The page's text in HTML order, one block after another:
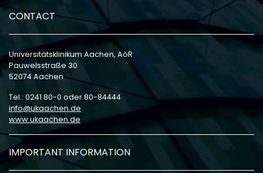
CONTACT
Universitätsklinikum Aachen, AöR
Pauwelsstraße 30
52074 Aachen
Tel.: 0241 80-0 oder 80-84444
info
ukaachen de
www.ukaachen.de
IMPORTANT INFORMATION